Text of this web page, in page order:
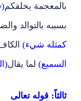
بالمعجمة يخلقكم
بسببه بالتوالد
كمثله شيء)
السميع) لما يقال
ثالثاً: قوله تعالى